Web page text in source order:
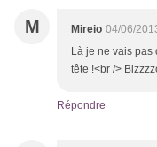
M Mireio 04/06/
Là je ne vais
tête !<br />
Répondre